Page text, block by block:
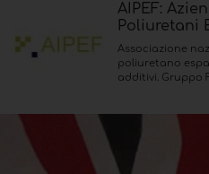
AIPEF:
Poliuretani
Associazione
poliuretano
additivi. Gruppo